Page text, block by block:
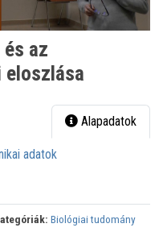
az
eloszlása
Alapadatok
adatok
Biológiai tudomány